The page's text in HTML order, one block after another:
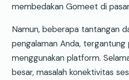
membedakan Gomeet di
Namun, beberapa tantangan
pengalaman Anda, tergantung
menggunakan platform.
besar, masalah konektivitas